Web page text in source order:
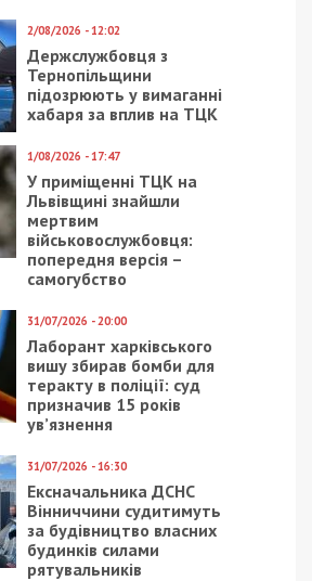
2/08/2026 - 12:02
Держслужбовця з
Тернопільщини
підозрюють у вимаганні
хабаря за вплив на ТЦК
1/08/2026 - 17:47
У приміщенні ТЦК на
Львівщині знайшли
мертвим
військовослужбовця:
попередня версія –
самогубство
31/07/2026 - 20:00
Лаборант харківського
вишу збирав бомби для
теракту в поліції: суд
призначив 15 років
ув’язнення
31/07/2026 - 16:30
Ексначальника ДСНС
Вінниччини судитимуть
за будівництво власних
будинків силами
рятувальників